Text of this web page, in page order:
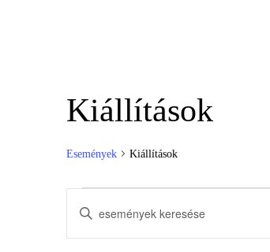
Kiállítások
Események Kiállítások
keresése
és
Írja